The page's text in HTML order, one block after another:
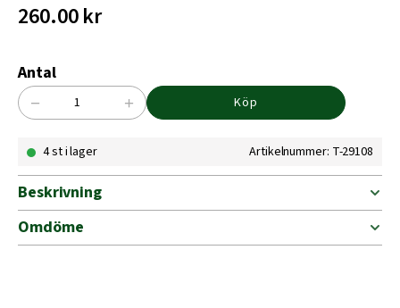
260.00kr
Antal
Groda
mängd
− + Köp
4 st i lager Artikelnummer: T-29108
Beskrivning
Omdöme